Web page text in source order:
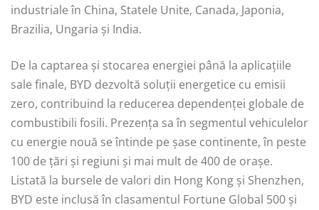
industriale în China, Statele Unite, Canada, Japonia,
Brazilia, Ungaria și India.
De la captarea și stocarea energiei până la aplicațiile
sale finale, BYD dezvoltă soluții energetice cu emisii
zero, contribuind la reducerea dependenței globale de
combustibili fosili. Prezența sa în segmentul vehiculelor
cu energie nouă se întinde pe șase continente, în peste
100 de țări și regiuni și mai mult de 400 de orașe.
Listată la bursele de valori din Hong Kong și Shenzhen,
BYD este inclusă în clasamentul Fortune Global 500 și